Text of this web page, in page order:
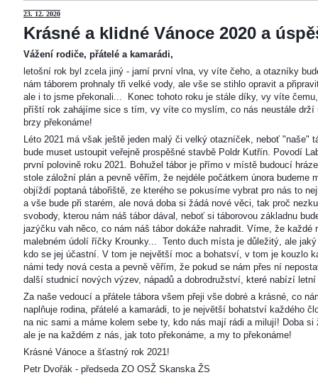
23. 12. 2020
Krásné a klidné Vánoce 2020 a
Vážení rodiče, přátelé a kamarádi,
letošní rok byl zcela jiný - jarní první vlna, vy víte čeho, a otazníky
nám táborem prohnaly tři velké vody, ale vše se stihlo opravit a
ale i to jsme překonali... Konec tohoto roku je stále díky, vy víte
příští rok zahájíme sice s tím, vy víte co myslím, co nás neustále
brzy překonáme!
Léto 2021 má však ještě jeden malý či velký otazníček, neboť "naše"
bude muset ustoupit veřejně prospěšné stavbě Poldr Kutřín. Povodí
první polovině roku 2021. Bohužel tábor je přímo v místě budoucí
stole záložní plán a pevně věřím, že nejdéle počátkem února
objíždí poptaná tábořiště, ze kterého se pokusíme vybrat pro nás to
a vše bude při starém, ale nová doba si žádá nové věci, tak proč
svobody, kterou nám náš tábor dával, neboť si táborovou základnu
jazýčku vah něco, co nám náš tábor dokáže nahradit. Víme, že
malebném údolí říčky Krounky... Tento duch místa je důležitý, ale
kdo se jej účastní. V tom je největší moc a bohatsví, v tom je kouzlo
námi tedy nová cesta a pevně věřím, že pokud se nám přes ní
další studnicí nových výzev, nápadů a dobrodružství, které nabízí letní
Za naše vedoucí a přátele tábora všem přeji vše dobré a krásné, co
naplňuje rodina, přátelé a kamarádi, to je největší bohatství každého
na nic sami a máme kolem sebe ty, kdo nás mají rádi a milují! Doba
ale je na každém z nás, jak toto překonáme, a my to překonáme!
Krásné Vánoce a šťastný rok 2021!
Petr Dvořák - předseda ZO OSŽ Skanska ŽS